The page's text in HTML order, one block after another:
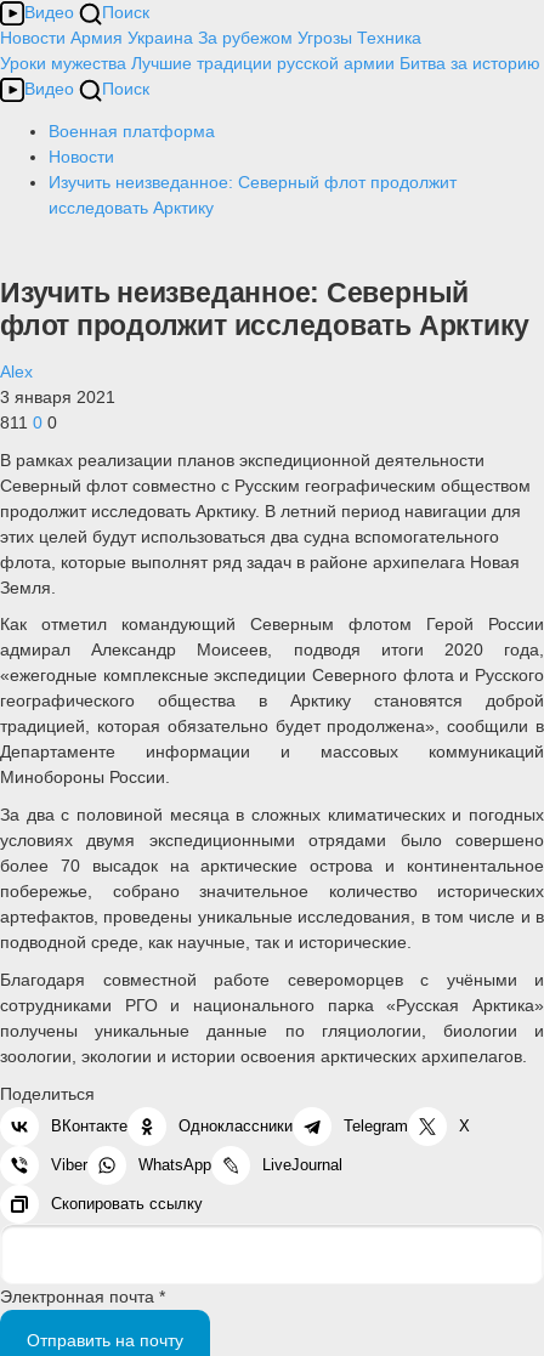
Видео
Поиск
Новости Армия Украина За рубежом Угрозы Техника
Уроки мужества Лучшие традиции русской армии Битва за историю
Видео
Поиск
Военная платформа
Новости
Изучить неизведанное: Северный флот продолжит
исследовать Арктику
Изучить неизведанное: Северный
флот продолжит исследовать Арктику
Alex
3 января 2021
811 0 0
В рамках реализации планов экспедиционной деятельности
Северный флот совместно с Русским географическим обществом
продолжит исследовать Арктику. В летний период навигации для
этих целей будут использоваться два судна вспомогательного
флота, которые выполнят ряд задач в районе архипелага Новая
Земля.
Как отметил командующий Северным флотом Герой России
адмирал Александр Моисеев, подводя итоги 2020 года,
«ежегодные комплексные экспедиции Северного флота и Русского
географического общества в Арктику становятся доброй
традицией, которая обязательно будет продолжена», сообщили в
Департаменте информации и массовых коммуникаций
Минобороны России.
За два с половиной месяца в сложных климатических и погодных
условиях двумя экспедиционными отрядами было совершено
более 70 высадок на арктические острова и континентальное
побережье, собрано значительное количество исторических
артефактов, проведены уникальные исследования, в том числе и в
подводной среде, как научные, так и исторические.
Благодаря совместной работе североморцев с учёными и
сотрудниками РГО и национального парка «Русская Арктика»
получены уникальные данные по гляциологии, биологии и
зоологии, экологии и истории освоения арктических архипелагов.
Поделиться
ВКонтакте Одноклассники Telegram X
Viber WhatsApp LiveJournal
Скопировать ссылку
Электронная почта *
Отправить на почту